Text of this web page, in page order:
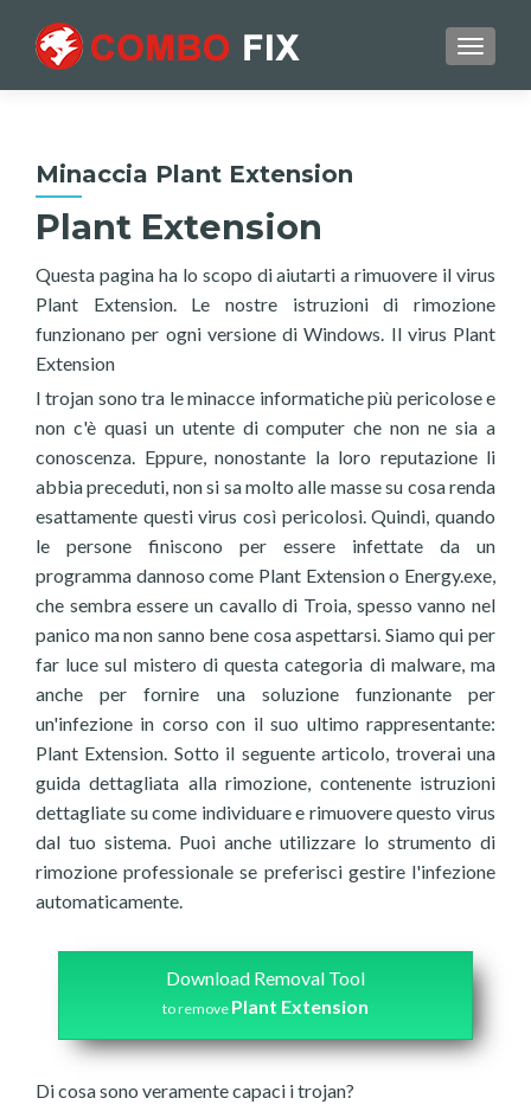
Minaccia Plant Extension
Plant Extension
Questa pagina ha lo scopo di aiutarti a rimuovere il virus
Plant Extension. Le nostre istruzioni di rimozione
funzionano per ogni versione di Windows. Il virus Plant
Extension
I trojan sono tra le minacce informatiche più pericolose e
non c'è quasi un utente di computer che non ne sia a
conoscenza. Eppure, nonostante la loro reputazione li
abbia preceduti, non si sa molto alle masse su cosa renda
esattamente questi virus così pericolosi. Quindi, quando
le persone finiscono per essere infettate da un
programma dannoso come Plant Extension o Energy.exe,
che sembra essere un cavallo di Troia, spesso vanno nel
panico ma non sanno bene cosa aspettarsi. Siamo qui per
far luce sul mistero di questa categoria di malware, ma
anche per fornire una soluzione funzionante per
un'infezione in corso con il suo ultimo rappresentante:
Plant Extension. Sotto il seguente articolo, troverai una
guida dettagliata alla rimozione, contenente istruzioni
dettagliate su come individuare e rimuovere questo virus
dal tuo sistema. Puoi anche utilizzare lo strumento di
rimozione professionale se preferisci gestire l'infezione
automaticamente.
Download Removal Tool
to remove Plant Extension
Di cosa sono veramente capaci i trojan?